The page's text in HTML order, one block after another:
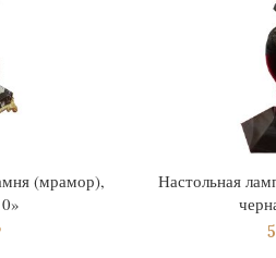
(мрамор),
Настольная